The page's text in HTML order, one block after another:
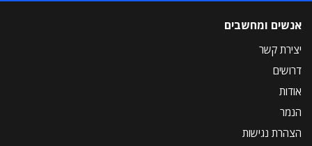
אנשים ומחשבים
יצירת קשר
דרושים
אודות
הנמר
הצהרת נגישות